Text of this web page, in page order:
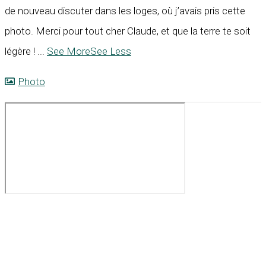
de nouveau discuter dans les loges, où j’avais pris cette
photo. Merci pour tout cher Claude, et que la terre te soit
légère ! ... See MoreSee Less
Photo